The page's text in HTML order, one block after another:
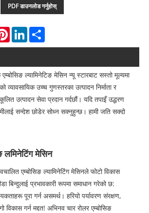
PDF डाउनलोड गर्नुहोस्
PinterestLinkedIn
ल्यामिनेटिङ मेसिन न्यू स्टारबाट सस्तो मूल्यमा
व्यावसायिक उच्च गुणस्तरका उत्पादन निर्माता र
उत्पादन सेवा प्रदान गर्दछौं। यदि तपाइँ उद्धरण
सन्देश छोडेर सोध्न सक्नुहुन्छ। हामी जति सक्दो
लमिनेटिंग मेसिन
एम्बोसिङ ल्यामिनेटिंग मेसिनले फोटो विकास
बिन्दुलाई प्रभावकारी रूपमा समाधान गरेको छ:
पूरा गर्न असमर्थ। हरियो पर्यावरण संरक्षण,
विकास गर्न मद्दत! अभिनव चार रोलर एम्बोसिङ